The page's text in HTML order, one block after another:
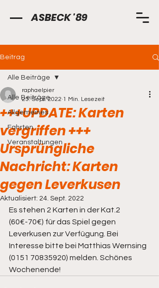
ASBECK '89
Beitrag
Alle Beiträge
Allgemeines
Fahrten
Veranstaltungen
Alle Beiträge
+++UPDATE: Karten
vergriffen +++
Ursprüngliche
Nachricht: Karten
gegen Leverkusen
raphaelpier
23. Sept. 2022 1 Min. Lesezeit
Aktualisiert: 24. Sept. 2022
Es stehen 2 Karten in der Kat.2
(60€-70€) für das Spiel gegen
Leverkusen zur Verfügung. Bei
Interesse bitte bei Matthias Wernsing
(0151 70835920) melden. Schönes
Wochenende!